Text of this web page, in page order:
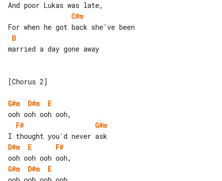
C#m
B
married a day gone away
[Chorus 2]
G#m D#m
E
F#
G#m
D#m
E
F#
G#m
D#m
E